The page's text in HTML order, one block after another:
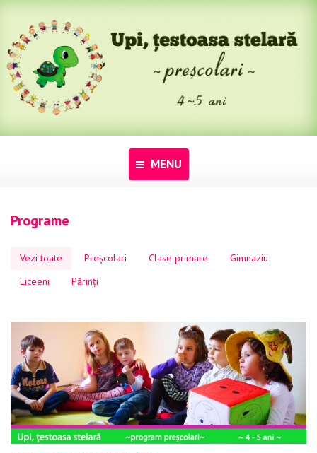
MENU
Evenimente
Materiale educaționale
Blog
Anunțuri
Contact
Programe
Vezi toate Preșcolari Clase primare
Gimnaziu
Liceeni
Părinți